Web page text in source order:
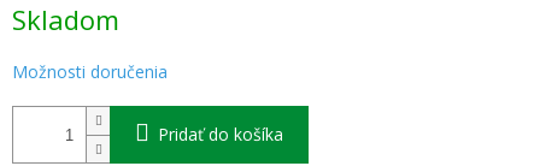
cena:
Skladom
Možnosti doručenia
Pridať do košíka